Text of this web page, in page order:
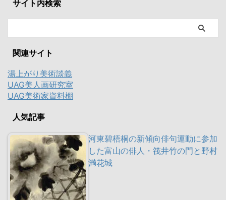
サイト内検索
関連サイト
湯上がり美術談義
UAG美人画研究室
UAG美術家資料棚
人気記事
河東碧梧桐の新傾向俳句運動に参加
した富山の俳人・筏井竹の門と野村
満花城